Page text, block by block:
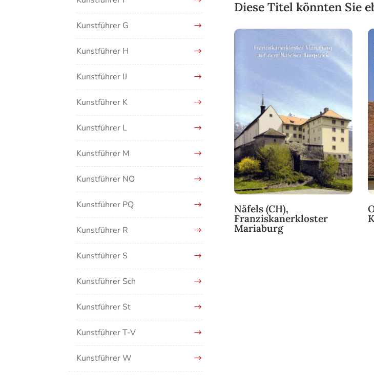
Diese Titel könnten Sie
Näfels (CH),
Franziskanerkloster
Mariaburg
Kunstführer G
Kunstführer H
Kunstführer IJ
Kunstführer K
Kunstführer L
Kunstführer M
Kunstführer NO
Kunstführer PQ
Kunstführer R
Kunstführer S
Kunstführer Sch
Kunstführer St
Kunstführer T-V
Kunstführer W